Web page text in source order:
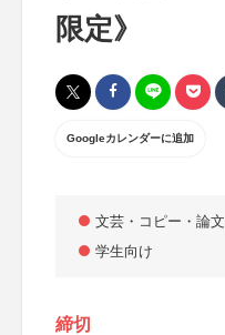
限定》
Googleカレンダーに追加
文芸・コピー・論文
学生向け
締切